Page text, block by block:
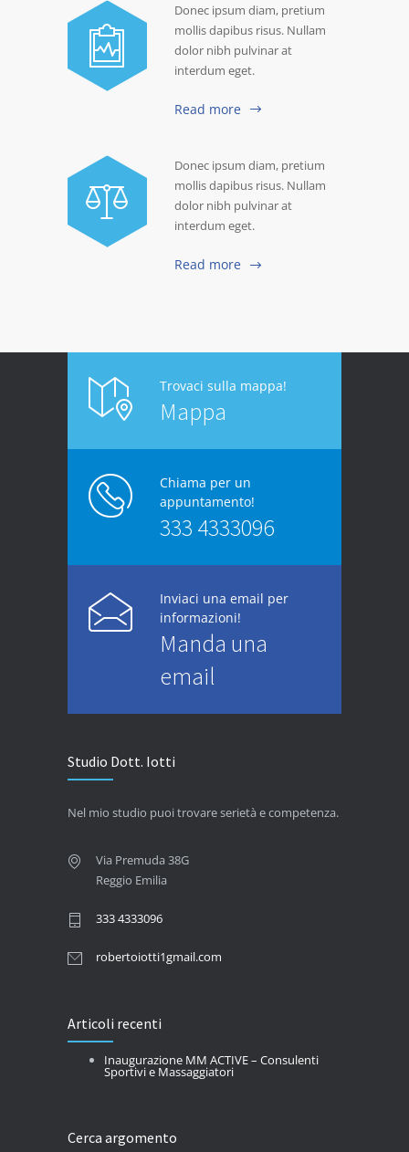
Donec ipsum diam, pretium
mollis dapibus risus. Nullam
dolor nibh pulvinar at
interdum eget.
Read more
Donec ipsum diam, pretium
mollis dapibus risus. Nullam
dolor nibh pulvinar at
interdum eget.
Read more
Trovaci sulla mappa!
Mappa
Chiama per un
appuntamento!
333 4333096
Inviaci una email per
informazioni!
Manda una
email
Studio Dott. Iotti
Nel mio studio puoi trovare serietà e competenza.
Via Premuda 38G
Reggio Emilia
333 4333096
robertoiotti1gmail.com
Articoli recenti
Inaugurazione MM ACTIVE – Consulenti
Sportivi e Massaggiatori
Cerca argomento